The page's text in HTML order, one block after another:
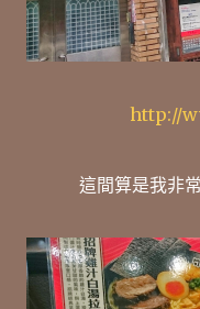
http://
這間算是我非